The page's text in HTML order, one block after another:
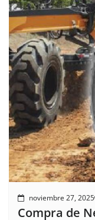
noviembre 27, 2025
Compra de